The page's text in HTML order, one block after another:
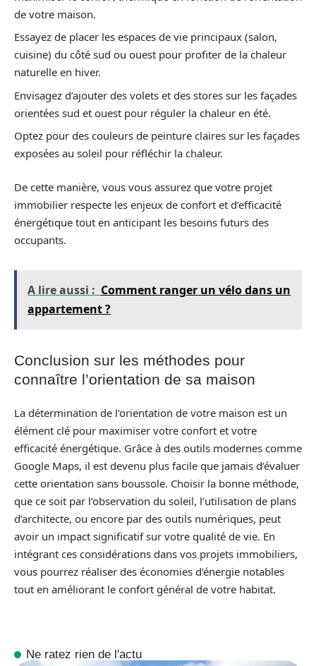
de votre maison.
Essayez de placer les espaces de vie principaux (salon,
cuisine) du côté sud ou ouest pour profiter de la chaleur
naturelle en hiver.
Envisagez d’ajouter des volets et des stores sur les façades
orientées sud et ouest pour réguler la chaleur en été.
Optez pour des couleurs de peinture claires sur les façades
exposées au soleil pour réfléchir la chaleur.
De cette manière, vous vous assurez que votre projet
immobilier respecte les enjeux de confort et d’efficacité
énergétique tout en anticipant les besoins futurs des
occupants.
A lire aussi : Comment ranger un vélo dans un
appartement ?
Conclusion sur les méthodes pour
connaître l’orientation de sa maison
La détermination de l’orientation de votre maison est un
élément clé pour maximiser votre confort et votre
efficacité énergétique. Grâce à des outils modernes comme
Google Maps, il est devenu plus facile que jamais d’évaluer
cette orientation sans boussole. Choisir la bonne méthode,
que ce soit par l’observation du soleil, l’utilisation de plans
d’architecte, ou encore par des outils numériques, peut
avoir un impact significatif sur votre qualité de vie. En
intégrant ces considérations dans vos projets immobiliers,
vous pourrez réaliser des économies d’énergie notables
tout en améliorant le confort général de votre habitat.
Ne ratez rien de l'actu